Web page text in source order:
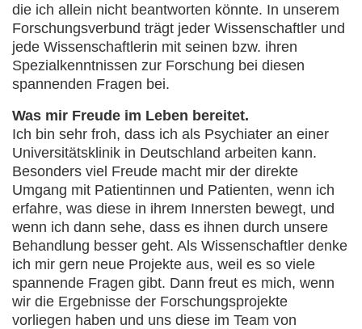
die ich allein nicht beantworten könnte. In unserem
Forschungsverbund trägt jeder Wissenschaftler und
jede Wissenschaftlerin mit seinen bzw. ihren
Spezialkenntnissen zur Forschung bei diesen
spannenden Fragen bei.
Was mir Freude im Leben bereitet.
Ich bin sehr froh, dass ich als Psychiater an einer
Universitätsklinik in Deutschland arbeiten kann.
Besonders viel Freude macht mir der direkte
Umgang mit Patientinnen und Patienten, wenn ich
erfahre, was diese in ihrem Innersten bewegt, und
wenn ich dann sehe, dass es ihnen durch unsere
Behandlung besser geht. Als Wissenschaftler denke
ich mir gern neue Projekte aus, weil es so viele
spannende Fragen gibt. Dann freut es mich, wenn
wir die Ergebnisse der Forschungsprojekte
vorliegen haben und uns diese im Team von